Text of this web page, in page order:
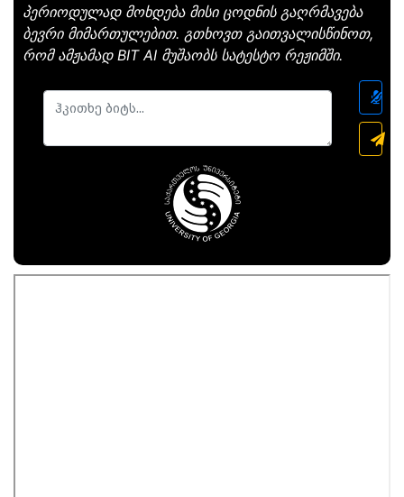
პერიოდულად მოხდება მისი ცოდნის გაღრმავება
ბევრი მიმართულებით. გთხოვთ გაითვალისწინოთ,
რომ ამჟამად BIT AI მუშაობს სატესტო რეჟიმში.